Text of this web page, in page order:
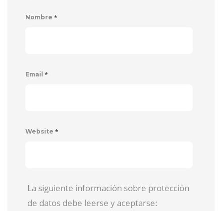
Nombre *
Email *
Website *
La siguiente información sobre protección
de datos debe leerse y aceptarse: